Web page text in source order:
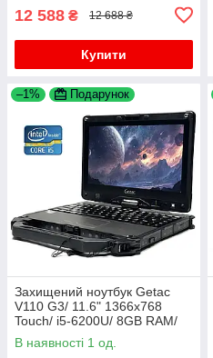
12 588 ₴ 12 688 ₴
Купити
–1% Подарунок
Захищений ноутбук Getac
V110 G3/ 11.6" 1366x768
Touch/ i5-6200U/ 8GB RAM/
128GB SSD/ HD 520/ 2 x АКБ
В наявності 1 од.